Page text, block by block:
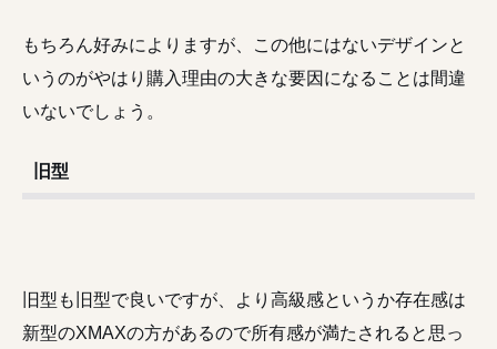
もちろん好みによりますが、この他にはないデザインと
いうのがやはり購入理由の大きな要因になることは間違
いないでしょう。
旧型
旧型も旧型で良いですが、より高級感というか存在感は
新型のXMAXの方があるので所有感が満たされると思っ